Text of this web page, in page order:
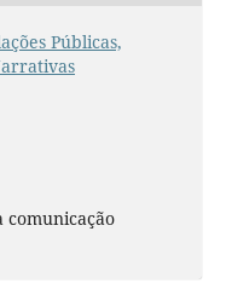
Públicas,
comunicação